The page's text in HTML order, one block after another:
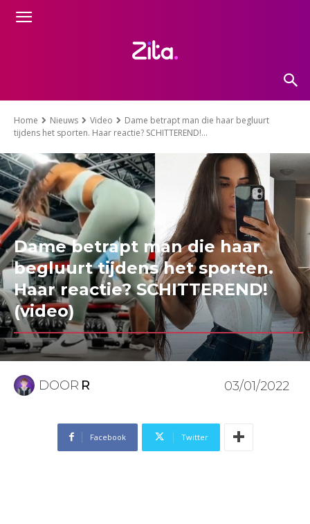
Home Nieuws Video
Dame betrapt man die haar begluurt
tijdens het sporten. Haar reactie? SCHITTEREND!...
Dame betrapt man die haar
begluurt tijdens het sporten.
Haar reactie? SCHITTEREND!
(video)
DOOR R 03/01/2022
Facebook Twitter